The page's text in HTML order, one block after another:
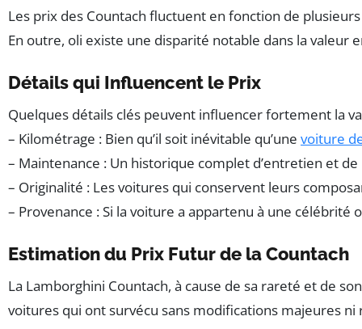
Les prix des Countach fluctuent en fonction de
En outre, oli existe une disparité notable dans la
Détails qui Influencent le Prix
Quelques détails clés peuvent influencer fortement la
– Kilométrage : Bien qu’il soit inévitable qu’une voiture
– Maintenance : Un historique complet d’entretien et
– Originalité : Les voitures qui conservent leurs
– Provenance : Si la voiture a appartenu à une
Estimation du Prix Futur de la Countach
La Lamborghini Countach, à cause de sa rareté et de
voitures qui ont survécu sans modifications majeures ni